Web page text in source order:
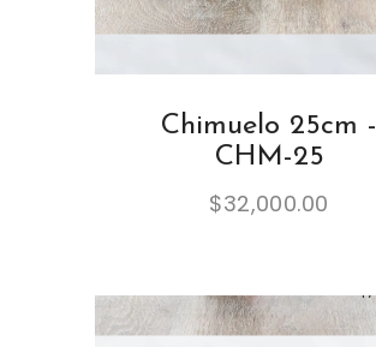
Chimuelo 25cm -
CHM-25
$32,000.00